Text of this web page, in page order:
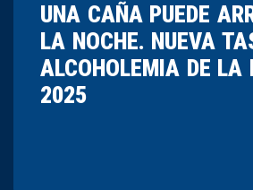
UNA CAÑA PUEDE
LA NOCHE. NUEVA
ALCOHOLEMIA DE LA
2025